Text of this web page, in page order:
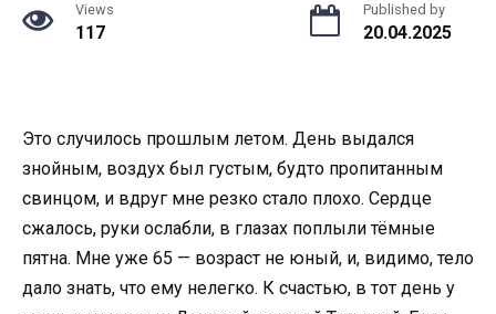
Views
117
Published by
20.04.2025
Это случилось прошлым летом. День выдался
знойным, воздух был густым, будто пропитанным
свинцом, и вдруг мне резко стало плохо. Сердце
сжалось, руки ослабли, в глазах поплыли тёмные
пятна. Мне уже 65 — возраст не юный, и, видимо, тело
дало знать, что ему нелегко. К счастью, в тот день у